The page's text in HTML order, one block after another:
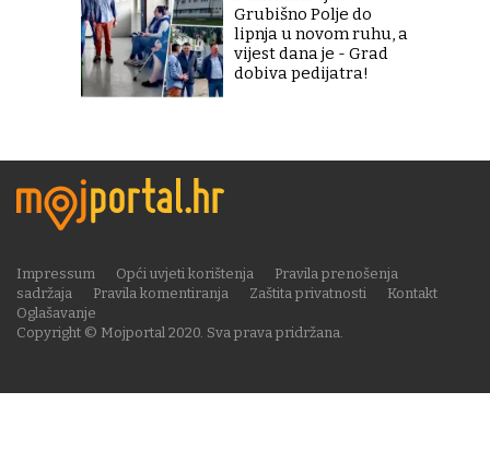
Grubišno Polje do
lipnja u novom ruhu, a
vijest dana je - Grad
dobiva pedijatra!
Copyright © Mojportal 2020. Sva prava pridržana.
Impressum Opći uvjeti korištenja
Pravila prenošenja
sadržaja
Pravila komentiranja Zaštita privatnosti
Kontakt
Oglašavanje